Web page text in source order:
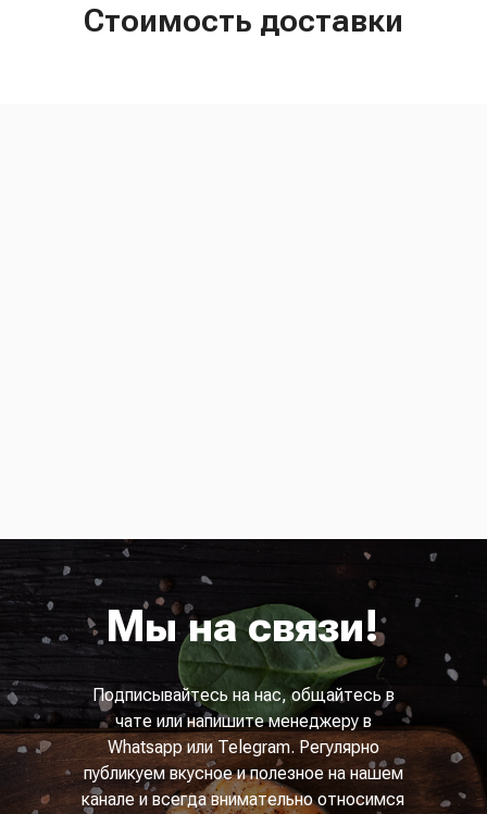
Стоимость доставки
Мы на связи!
Подписывайтесь на нас, общайтесь в
чате или напишите менеджеру в
Whatsapp или Telegram. Регулярно
публикуем вкусное и полезное на нашем
канале и всегда внимательно относимся